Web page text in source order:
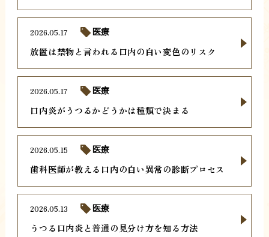
放置は禁物と言われる口内の白い変色のリスク
2026.05.17 医療
口内炎がうつるかどうかは種類で決まる
2026.05.17 医療
歯科医師が教える口内の白い異常の診断プロセス
2026.05.15 医療
うつる口内炎と普通の見分け方を知る方法
2026.05.13 医療